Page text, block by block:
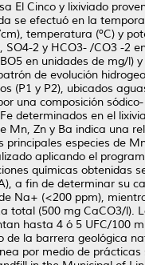
El Cinco y lixiviado
se efectuó en la
temperatura (ºC) y
2 y HCO3- /CO3 -2
en unidades de mg/
de evolución
(P1 y P2), ubicados
una composición
determinados en el
Mn, Zn y Ba indica una
especies de
aplicando el
químicas
a fin de determinar su
Na+ (<200 ppm),
total (500 mg CaCO3/l).
hasta 4 ó 5 UFC/100
la barrera geológica
por medio de